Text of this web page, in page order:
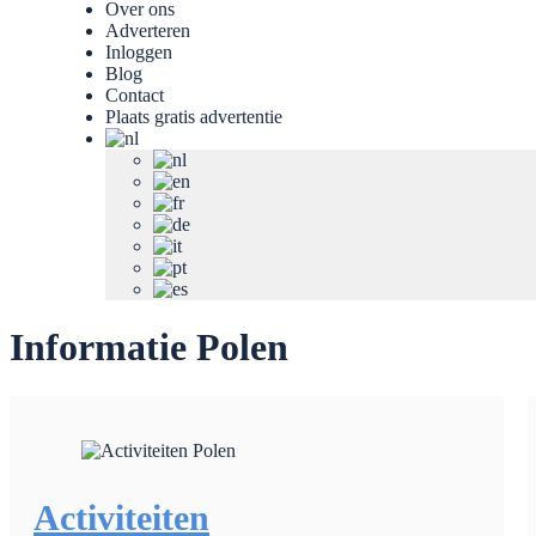
Over ons
Adverteren
Inloggen
Blog
Contact
Plaats gratis advertentie
Informatie Polen
Activiteiten